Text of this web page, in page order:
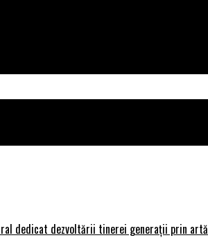
dedicat dezvoltării tinerei generații prin artă